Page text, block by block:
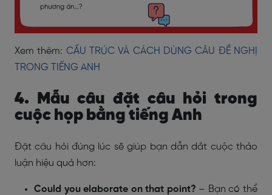
Xem thêm: CẤU TRÚC VÀ CÁCH DÙNG CÂU ĐỀ NGHỊ
TRONG TIẾNG ANH
4. Mẫu câu đặt câu hỏi trong
cuộc họp bằng tiếng Anh
Đặt câu hỏi đúng lúc sẽ giúp bạn dẫn dắt cuộc thảo
luận hiệu quả hơn:
Could you elaborate on that point? – Bạn có thể